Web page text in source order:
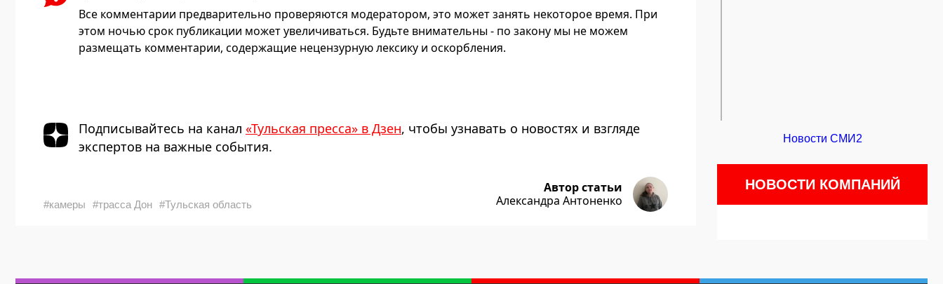
Все комментарии предварительно проверяются модератором, это может занять некоторое время. При
этом ночью срок публикации может увеличиваться. Будьте внимательны - по закону мы не можем
размещать комментарии, содержащие нецензурную лексику и оскорбления.
Подписывайтесь на канал «Тульская пресса» в Дзен, чтобы узнавать о новостях и взгляде
экспертов на важные события.
#камеры #трасса Дон #Тульская область
Автор статьи
Александра Антоненко
Новости СМИ2
НОВОСТИ КОМПАНИЙ